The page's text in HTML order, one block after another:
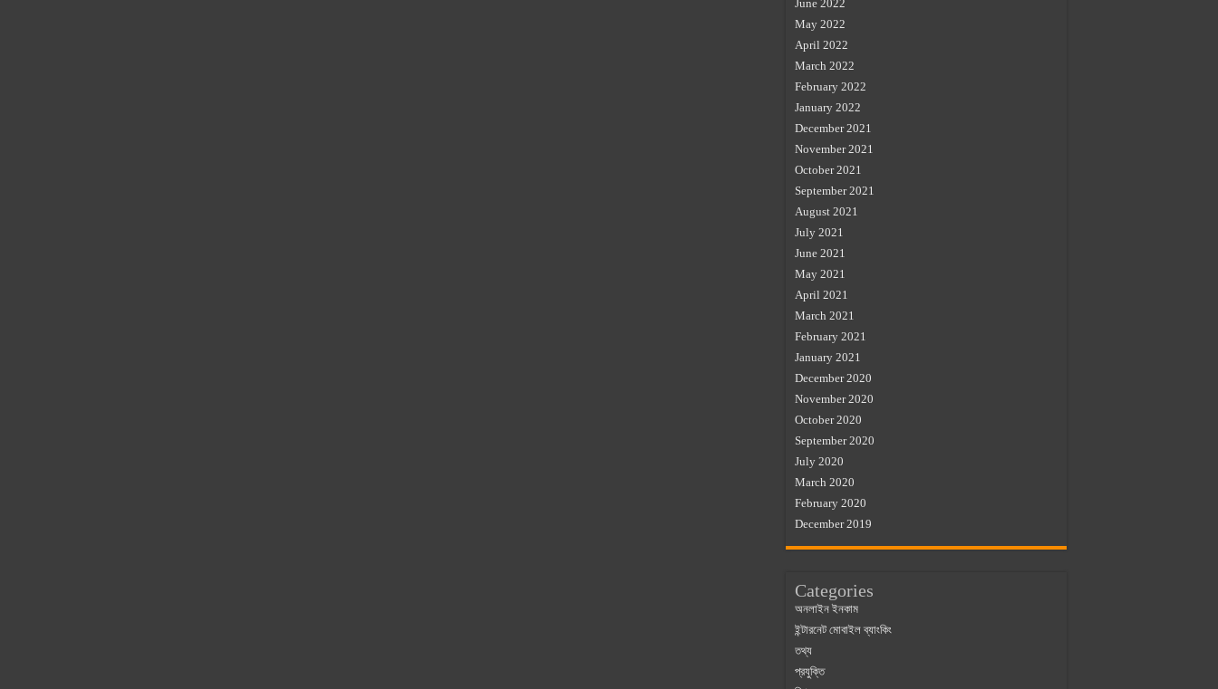
June 2022
May 2022
April 2022
March 2022
February 2022
January 2022
December 2021
November 2021
October 2021
September 2021
August 2021
July 2021
June 2021
May 2021
April 2021
March 2021
February 2021
January 2021
December 2020
November 2020
October 2020
September 2020
July 2020
March 2020
February 2020
December 2019
Categories
অনলাইন ইনকাম
ইন্টারনেট মোবাইল ব্যাংকিং
তথ্য
প্রযুক্তি